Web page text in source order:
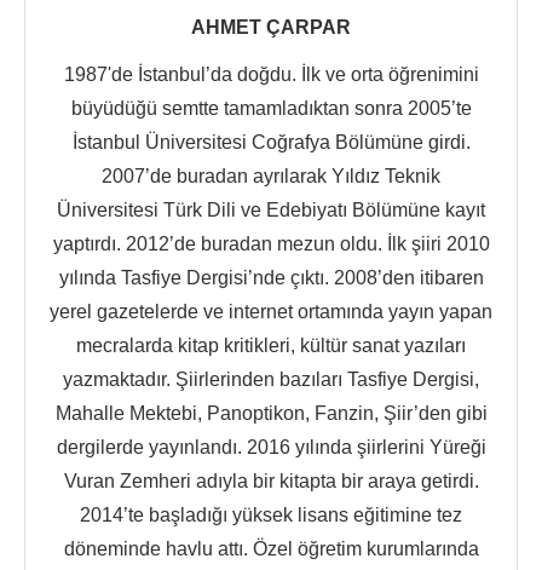
AHMET ÇARPAR
1987'de İstanbul’da doğdu. İlk ve orta öğrenimini
büyüdüğü semtte tamamladıktan sonra 2005’te
İstanbul Üniversitesi Coğrafya Bölümüne girdi.
2007’de buradan ayrılarak Yıldız Teknik
Üniversitesi Türk Dili ve Edebiyatı Bölümüne kayıt
yaptırdı. 2012’de buradan mezun oldu. İlk şiiri 2010
yılında Tasfiye Dergisi’nde çıktı. 2008’den itibaren
yerel gazetelerde ve internet ortamında yayın yapan
mecralarda kitap kritikleri, kültür sanat yazıları
yazmaktadır. Şiirlerinden bazıları Tasfiye Dergisi,
Mahalle Mektebi, Panoptikon, Fanzin, Şiir’den gibi
dergilerde yayınlandı. 2016 yılında şiirlerini Yüreği
Vuran Zemheri adıyla bir kitapta bir araya getirdi.
2014’te başladığı yüksek lisans eğitimine tez
döneminde havlu attı. Özel öğretim kurumlarında